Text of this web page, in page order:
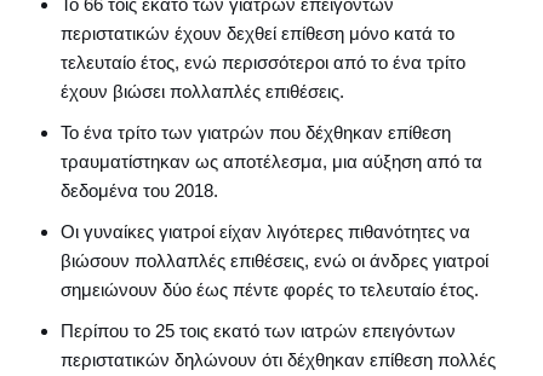
περιστατικών έχουν δεχθεί επίθεση μόνο κατά το
τελευταίο έτος, ενώ περισσότεροι από το ένα τρίτο
έχουν βιώσει πολλαπλές επιθέσεις.
Το ένα τρίτο των γιατρών που δέχθηκαν επίθεση
τραυματίστηκαν ως αποτέλεσμα, μια αύξηση από τα
δεδομένα του 2018.
Οι γυναίκες γιατροί είχαν λιγότερες πιθανότητες να
βιώσουν πολλαπλές επιθέσεις, ενώ οι άνδρες γιατροί
σημειώνουν δύο έως πέντε φορές το τελευταίο έτος.
Περίπου το 25 τοις εκατό των ιατρών επειγόντων
περιστατικών δηλώνουν ότι δέχθηκαν επίθεση πολλές